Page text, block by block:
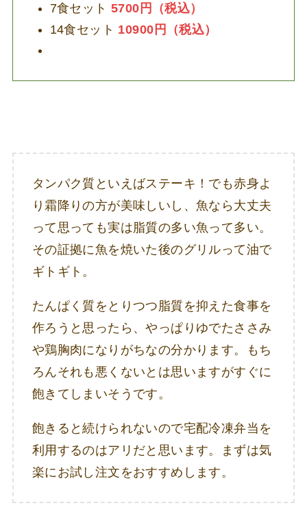
7食セット5700円（税込）
14食セット 10900円（税込）
タンパク質といえばステーキ！でも赤身よ
り霜降りの方が美味しいし、魚なら大丈夫
って思っても実は脂質の多い魚って多い。
その証拠に魚を焼いた後のグリルって油で
ギトギト。
たんぱく質をとりつつ脂質を抑えた食事を
作ろうと思ったら、やっぱりゆでたささみ
や鶏胸肉になりがちなの分かります。もち
ろんそれも悪くないとは思いますがすぐに
飽きてしまいそうです。
飽きると続けられないので宅配冷凍弁当を
利用するのはアリだと思います。まずは気
楽にお試し注文をおすすめします。